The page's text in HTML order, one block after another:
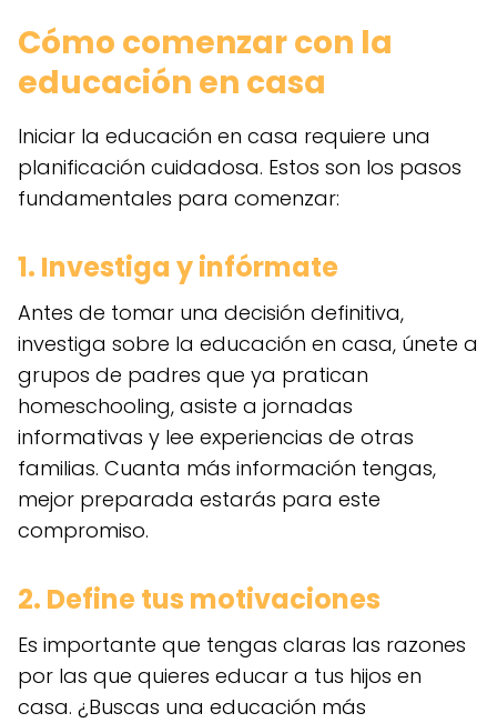
Cómo comenzar con la
educación en casa
Iniciar la educación en casa requiere una
planificación cuidadosa. Estos son los pasos
fundamentales para comenzar:
1. Investiga y infórmate
Antes de tomar una decisión definitiva,
investiga sobre la educación en casa, únete a
grupos de padres que ya pratican
homeschooling, asiste a jornadas
informativas y lee experiencias de otras
familias. Cuanta más información tengas,
mejor preparada estarás para este
compromiso.
2. Define tus motivaciones
Es importante que tengas claras las razones
por las que quieres educar a tus hijos en
casa. ¿Buscas una educación más